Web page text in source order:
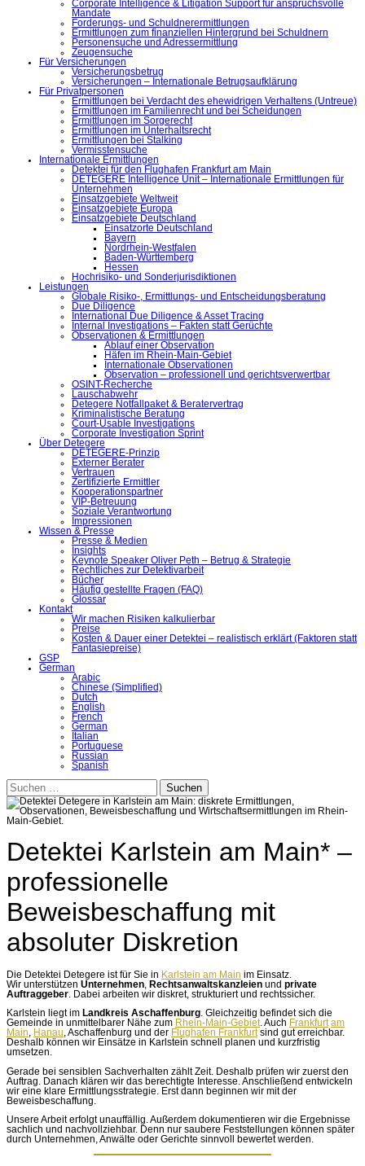
Corporate Intelligence & Litigation Support für anspruchsvolle
Mandate
Forderungs- und Schuldnerermittlungen
Ermittlungen zum finanziellen Hintergrund bei Schuldnern
Personensuche und Adressermittlung
Zeugensuche
Für Versicherungen
Versicherungsbetrug
Versicherungen – Internationale Betrugsaufklärung
Für Privatpersonen
Ermittlungen bei Verdacht des ehewidrigen Verhaltens (Untreue)
Ermittlungen im Familienrecht und bei Scheidungen
Ermittlungen im Sorgerecht
Ermittlungen im Unterhaltsrecht
Ermittlungen bei Stalking
Vermisstensuche
Internationale Ermittlungen
Detektei für den Flughafen Frankfurt am Main
DETEGERE Intelligence Unit – Internationale Ermittlungen für
Unternehmen
Einsatzgebiete Weltweit
Einsatzgebiete Europa
Einsatzgebiete Deutschland
Einsatzorte Deutschland
Bayern
Nordrhein-Westfalen
Baden-Württemberg
Hessen
Hochrisiko- und Sonderjurisdiktionen
Leistungen
Globale Risiko-, Ermittlungs- und Entscheidungsberatung
Due Diligence
International Due Diligence & Asset Tracing
Internal Investigations – Fakten statt Gerüchte
Observationen & Ermittlungen
Ablauf einer Observation
Häfen im Rhein-Main-Gebiet
Internationale Observationen
Observation – professionell und gerichtsverwertbar
OSINT-Recherche
Lauschabwehr
Detegere Notfallpaket & Beratervertrag
Kriminalistische Beratung
Court-Usable Investigations
Corporate Investigation Sprint
Über Detegere
DETEGERE-Prinzip
Externer Berater
Vertrauen
Zertifizierte Ermittler
Kooperationspartner
VIP-Betreuung
Soziale Verantwortung
Impressionen
Wissen & Presse
Presse & Medien
Insights
Keynote Speaker Oliver Peth – Betrug & Strategie
Rechtliches zur Detektivarbeit
Bücher
Häufig gestellte Fragen (FAQ)
Glossar
Kontakt
Wir machen Risiken kalkulierbar
Preise
Kosten & Dauer einer Detektei – realistisch erklärt (Faktoren statt
Fantasiepreise)
GSP
German
Arabic
Chinese (Simplified)
Dutch
English
French
German
Italian
Portuguese
Russian
Spanish
Suchen
nach:
Detektei Karlstein am Main* –
professionelle
Beweisbeschaffung mit
absoluter Diskretion
Die Detektei Detegere ist für Sie in Karlstein am Main im Einsatz.
Wir unterstützen Unternehmen Rechtsanwaltskanzleien und private
Auftraggeber . Dabei arbeiten wir diskret, strukturiert und rechtssicher.
Karlstein liegt im Landkreis Aschaffenburg . Gleichzeitig befindet sich die
Gemeinde in unmittelbarer Nähe zum Rhein-Main-Gebiet . Auch Frankfurt am
Main
Hanau , Aschaffenburg und der Flughafen Frankfurt sind gut erreichbar.
Deshalb können wir Einsätze in Karlstein schnell planen und kurzfristig
umsetzen.
Gerade bei sensiblen Sachverhalten zählt Zeit. Deshalb prüfen wir zuerst den
Auftrag. Danach klären wir das berechtigte Interesse. Anschließend entwickeln
wir eine klare Ermittlungsstrategie. Erst dann beginnen wir mit der
Beweisbeschaffung.
Unsere Arbeit erfolgt unauffällig. Außerdem dokumentieren wir die Ergebnisse
sachlich und nachvollziehbar. Denn nur saubere Feststellungen können später
durch Unternehmen, Anwälte oder Gerichte sinnvoll bewertet werden.